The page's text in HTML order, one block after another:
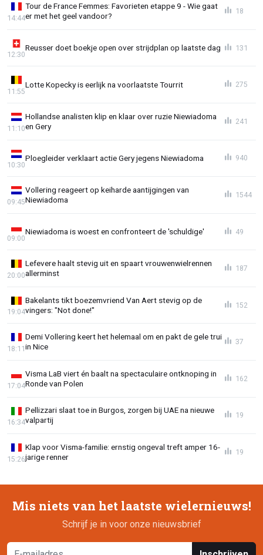
Tour de France Femmes: Favorieten etappe 9 - Wie gaat
er met het geel vandoor?
14:44
18
Reusser doet boekje open over strijdplan op laatste dag
12:30
131
Lotte Kopecky is eerlijk na voorlaatste Tourrit
11:55
275
Hollandse analisten klip en klaar over ruzie Niewiadoma
en Gery
11:10
241
Ploegleider verklaart actie Gery jegens Niewiadoma
10:30
940
Vollering reageert op keiharde aantijgingen van
Niewiadoma
09:45
1544
Niewiadoma is woest en confronteert de 'schuldige'
09:00
49
Lefevere haalt stevig uit en spaart vrouwenwielrennen
allerminst
20:00
187
Bakelants tikt boezemvriend Van Aert stevig op de
vingers: "Not done!"
19:04
152
Demi Vollering keert het helemaal om en pakt de gele trui
in Nice
18:11
37
Visma LaB viert én baalt na spectaculaire ontknoping in
Ronde van Polen
17:04
162
Pellizzari slaat toe in Burgos, zorgen bij UAE na nieuwe
valpartij
16:34
19
Klap voor Visma-familie: ernstig ongeval treft amper 16-
jarige renner
15:26
19
Mis niets van het laatste wielernieuws!
Schrijf je in voor onze nieuwsbrief